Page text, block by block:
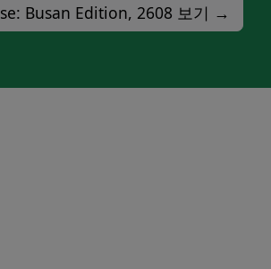
Busan Edition, 2608 보기 →